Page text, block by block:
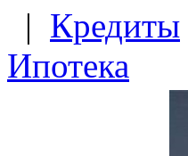
| Кредиты
Ипотека